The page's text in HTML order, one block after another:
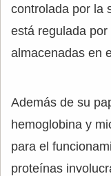
controlada por la
está regulada
almacenadas en
Además de su
hemoglobina y
para el
proteínas